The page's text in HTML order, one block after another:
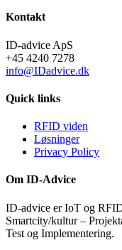
Kontakt
ID-advice ApS
+45 4240 7278
info@IDadvice.dk
Quick links
RFID viden
Løsninger
Privacy Policy
Om ID-Advice
ID-advice er IoT og
Smartcity/kultur –
Test og Implementering.